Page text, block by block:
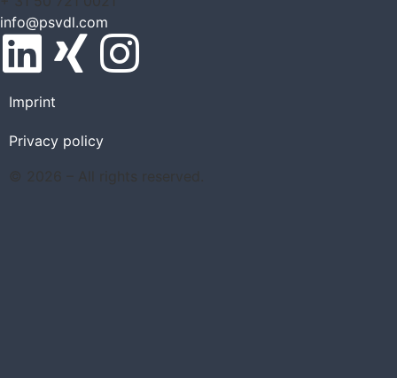
info@psvdl.com
© 2026 – All rights reserved.
Privacy policy
Imprint